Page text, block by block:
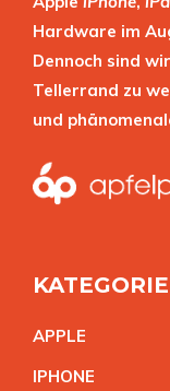
Hardware im
Dennoch sind
Tellerrand zu
und
APPLE
IPHONE